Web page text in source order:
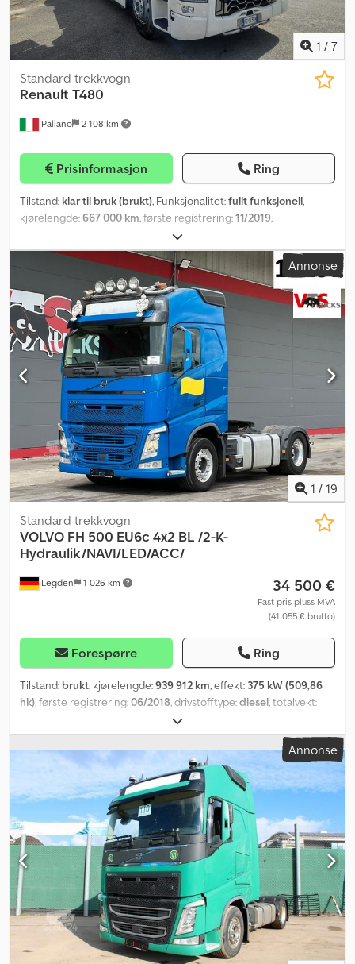
1 / 7
Paliano 2 108 km
Standard trekkvogn
Renault T480
Prisinformasjon Ring
Tilstand: klar til bruk (brukt), Funksjonalitet:fullt funksjonell,
kjørelengde:667 000 km, første registrering:11/2019,
18 000 kg
R22,5, bremser:retarder, farge:hvit, førerhus:sovehytte, girtype:
, utslippsklasse: Euro 6, fjæring: stål-luft , Byggeår:2019,
Annonse
1 / 19
Legden 1 026 km
Standard trekkvogn
VOLVO FH 500 EU6c 4x2 BL /2-K-
Hydraulik/NAVI/LED/ACC/
34 500 €
Fast pris pluss MVA
(41 055 € brutto)
Forespørre Ring
Tilstand: brukt, kjørelengde:939 912 km, effekt: 375 kW (509,86
hk), første registrering:06/2018, drivstofftype:diesel, totalvekt:
2 aksler
08/2026, farge:blå, girtype:automatisk, utslippsklasse:Euro 6,
Utstyr:ABS, aircondition, elektronisk stabilitetsprogram (ESP),
navigasjonssystem, parkeringsvarmer, partikkelfilter,
Annonse